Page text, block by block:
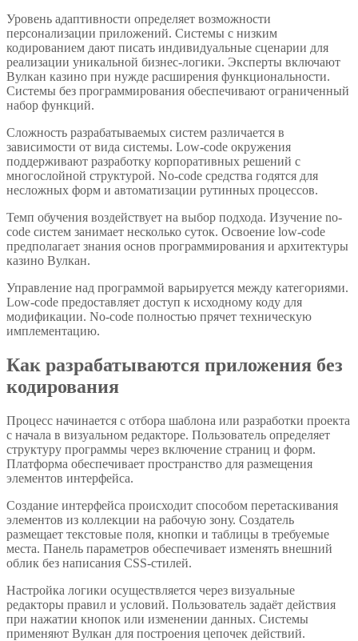
Уровень адаптивности определяет возможности
персонализации приложений. Системы с низким
кодированием дают писать индивидуальные сценарии для
реализации уникальной бизнес-логики. Эксперты включают
Вулкан казино при нужде расширения функциональности.
Системы без программирования обеспечивают ограниченный
набор функций.
Сложность разрабатываемых систем различается в
зависимости от вида системы. Low-code окружения
поддерживают разработку корпоративных решений с
многослойной структурой. No-code средства годятся для
несложных форм и автоматизации рутинных процессов.
Темп обучения воздействует на выбор подхода. Изучение no-
code систем занимает несколько суток. Освоение low-code
предполагает знания основ программирования и архитектуры
казино Вулкан.
Управление над программой варьируется между категориями.
Low-code предоставляет доступ к исходному коду для
модификации. No-code полностью прячет техническую
имплементацию.
Как разрабатываются приложения без
кодирования
Процесс начинается с отбора шаблона или разработки проекта
с начала в визуальном редакторе. Пользователь определяет
структуру программы через включение страниц и форм.
Платформа обеспечивает пространство для размещения
элементов интерфейса.
Создание интерфейса происходит способом перетаскивания
элементов из коллекции на рабочую зону. Создатель
размещает текстовые поля, кнопки и таблицы в требуемые
места. Панель параметров обеспечивает изменять внешний
облик без написания CSS-стилей.
Настройка логики осуществляется через визуальные
редакторы правил и условий. Пользователь задаёт действия
при нажатии кнопок или изменении данных. Системы
применяют Вулкан для построения цепочек действий.